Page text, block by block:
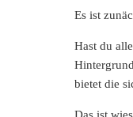
Es ist
Hast du
bietet die